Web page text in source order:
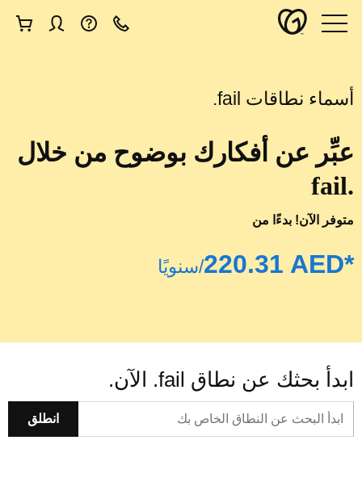
أسماء نطاقات ‎.fail
عبِّر عن أفكارك بوضوح من خلال
.fail‎
متوفر الآن! بدءًا من
/سنويًا
ابدأ بحثك عن نطاق ‎.fail الآن.
انطلق